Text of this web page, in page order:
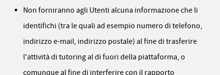
Non forniranno agli Utenti alcuna informazione che li
identifichi (tra le quali ad esempio numero di telefono,
indirizzo e-mail, indirizzo postale) al fine di trasferire
l'attività di tutoring al di fuori della piattaforma, o
comunque al fine di interferire con il rapporto